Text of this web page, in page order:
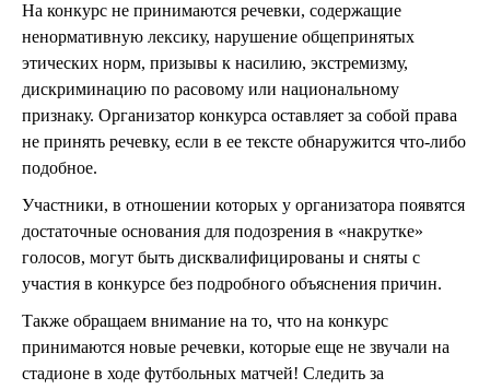
На конкурс не принимаются речевки, содержащие
ненормативную лексику, нарушение общепринятых
этических норм, призывы к насилию, экстремизму,
дискриминацию по расовому или национальному
признаку. Организатор конкурса оставляет за собой права
не принять речевку, если в ее тексте обнаружится что-либо
подобное.
Участники, в отношении которых у организатора появятся
достаточные основания для подозрения в «накрутке»
голосов, могут быть дисквалифицированы и сняты с
участия в конкурсе без подробного объяснения причин.
Также обращаем внимание на то, что на конкурс
принимаются новые речевки, которые еще не звучали на
стадионе в ходе футбольных матчей! Следить за